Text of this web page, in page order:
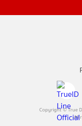
Copyright © True
All